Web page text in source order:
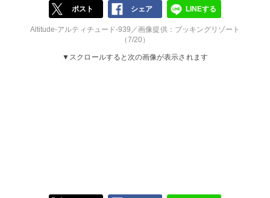
ポスト シェア LINEする
Altitude-アルティチュード-939／画像提供：ブッキングリゾート
（7/20）
▼スクロールすると次の画像が表示されます